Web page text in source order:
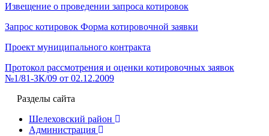
Извещение о проведении запроса котировок
Запрос котировок Форма котировочной заявки
Проект муниципального контракта
Протокол рассмотрения и оценки котировочных заявок
№1/81-ЗК/09 от 02.12.2009
Разделы сайта
Шелеховский район
Администрация